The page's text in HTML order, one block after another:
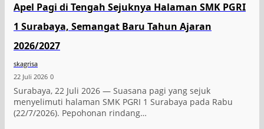
Apel Pagi di Tengah Sejuknya Halaman SMK PGRI
1 Surabaya, Semangat Baru Tahun Ajaran
2026/2027
skagrisa
22 Juli 2026 0
Surabaya, 22 Juli 2026 — Suasana pagi yang sejuk
menyelimuti halaman SMK PGRI 1 Surabaya pada Rabu
(22/7/2026). Pepohonan rindang…